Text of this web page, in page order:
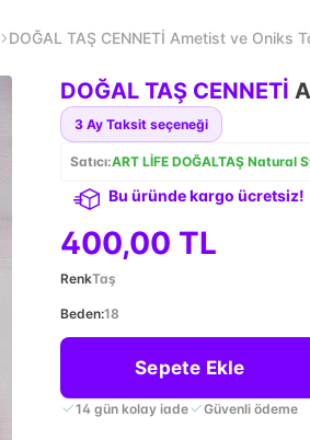
DOĞAL TAŞ CENNETİ Ametist ve Oniks
DOĞAL TAŞ CENNETİ
3 Ay Taksit seçeneği
Satıcı:ART LİFE DOĞALTAŞ Natural
Bu üründe kargo ücretsiz!
400,00 TL
RenkTaş
Beden:18
Sepete Ekle
14 gün kolay iade Güvenli ödeme